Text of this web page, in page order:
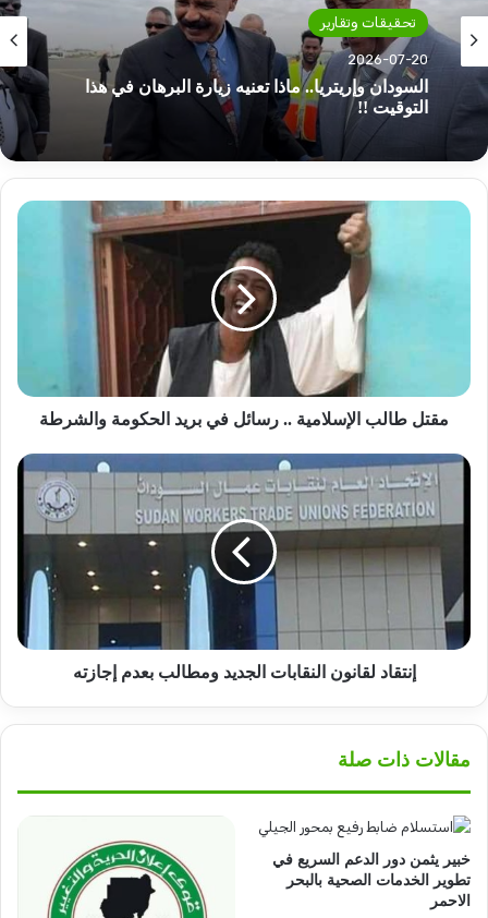
تحقيقات وتقارير
2026-07-20
السودان وإريتريا.. ماذا تعنيه زيارة البرهان في هذا
تحقيقات وتقارير
2026-07-16
ومراقبون يحذرون!
مقتل
والشرطة
مقتل طالب الإسلامية .. رسائل في بريد الحكومة والشرطة
إنتقاد
لقانون
النقابات
ومطالب
إجازته
إنتقاد لقانون النقابات الجديد ومطالب بعدم إجازته
مقالات ذات صلة
خبير يثمن دور الدعم السريع في
تطوير الخدمات الصحية بالبحر
الاحمر